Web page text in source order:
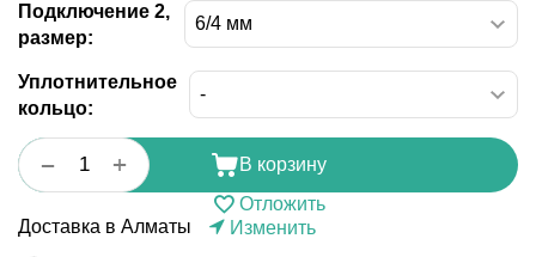
Подключение 2,
размер:
Уплотнительное
кольцо:
+
−
В корзину
Отложить
Доставка в Алматы
Изменить